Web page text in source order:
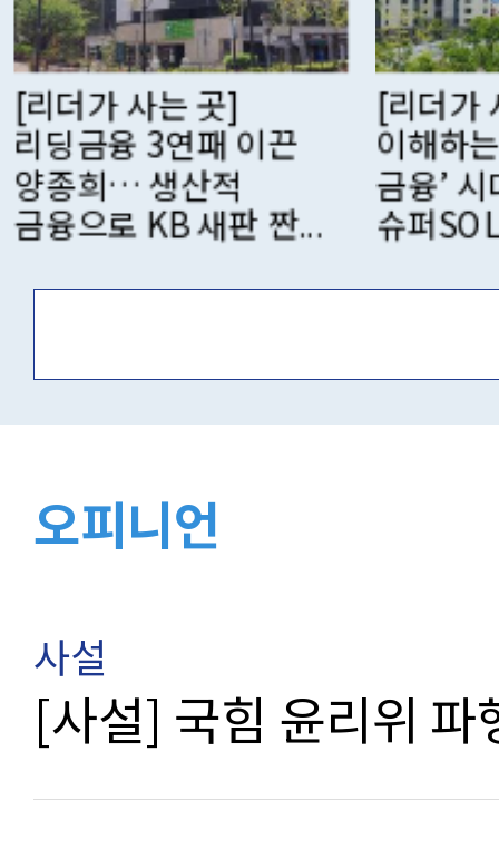
[리더가 사는 곳] 고객
이해하는 ‘에이전틱
금융’ 시대… 신한
슈퍼SOL로 승...
[리더
스페이
코리아
한국 ‘0
오피니언
사설
[사설] 국힘 윤리위 파